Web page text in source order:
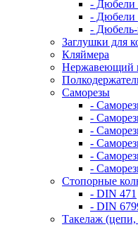
- Дюбели
- Дюбели
- Дюбель-
Заглушки для
Кляймера
Нержавеющий
Саморезы
-
-
-
-
-
-
Стопорные
- DIN 471
- DIN
Такелаж (цепи,